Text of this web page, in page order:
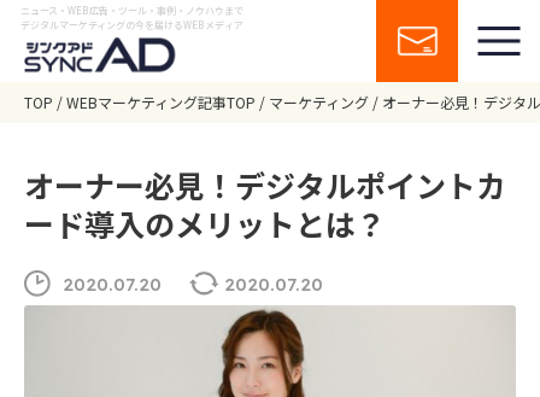
ニュース・WEB広告・ツール・事例・ノウハウまで
デジタルマーケティングの今を届けるWEBメディア
TOP WEBマーケティング記事TOP マーケティング オーナー必見！デジタ
オーナー必見！デジタルポイントカ
ード導入のメリットとは？
2020.07.20 2020.07.20